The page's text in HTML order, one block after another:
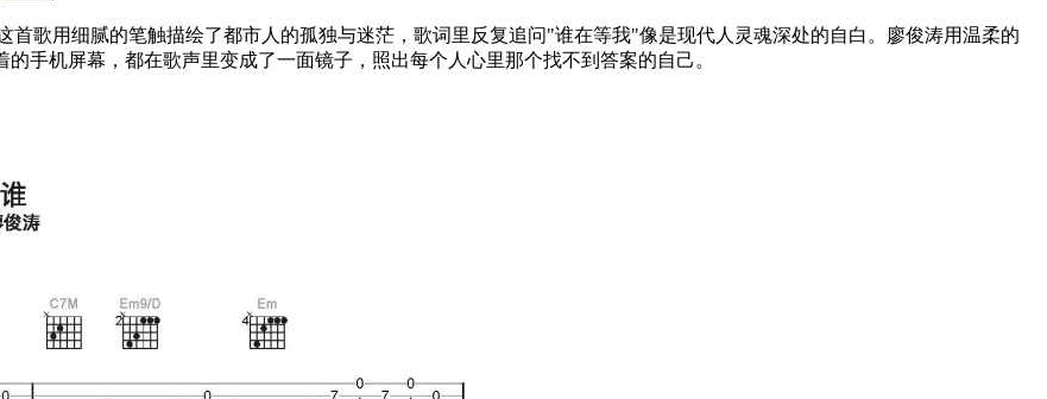
首歌用细腻的笔触描绘了都市人的孤独与迷茫，歌词里反复追问"谁在等我"像是现代人灵魂深处的自白。廖俊涛用温柔的
手机屏幕，都在歌声里变成了一面镜子，照出每个人心里那个找不到答案的自己。